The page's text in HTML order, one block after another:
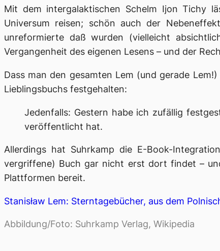
Mit dem intergalaktischen Schelm Ijon Tichy
Universum reisen; schön auch der
unreformierte daß wurden (vielleicht
Vergangenheit des eigenen Lesens – und der
Dass man den gesamten Lem (und gerade
Lieblingsbuchs festgehalten:
Jedenfalls: Gestern habe ich zufällig
veröffentlicht hat.
Allerdings hat Suhrkamp die E-Book-
vergriffene) Buch gar nicht erst dort findet –
Plattformen bereit.
Stanisław Lem: Sterntagebücher, aus dem
Abbildung/Foto: Suhrkamp Verlag, Wikipedia